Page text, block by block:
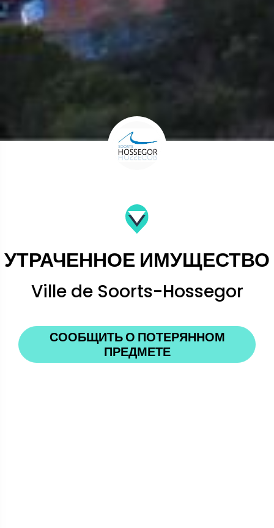
УТРАЧЕННОЕ ИМУЩЕСТВО
Ville de Soorts-Hossegor
СООБЩИТЬ О ПОТЕРЯННОМ
ПРЕДМЕТЕ